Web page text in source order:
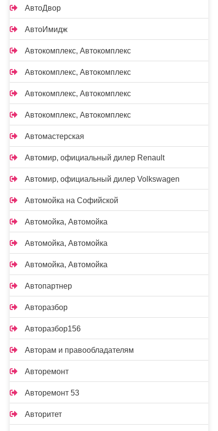
АвтоДвор
АвтоИмидж
Автокомплекс, Автокомплекс
Автокомплекс, Автокомплекс
Автокомплекс, Автокомплекс
Автокомплекс, Автокомплекс
Автомастерская
Автомир, официальный дилер Renault
Автомир, официальный дилер Volkswagen
Автомойка на Софийской
Автомойка, Автомойка
Автомойка, Автомойка
Автомойка, Автомойка
Автопартнер
Авторазбор
Авторазбор156
Авторам и правообладателям
Авторемонт
Авторемонт 53
Авторитет